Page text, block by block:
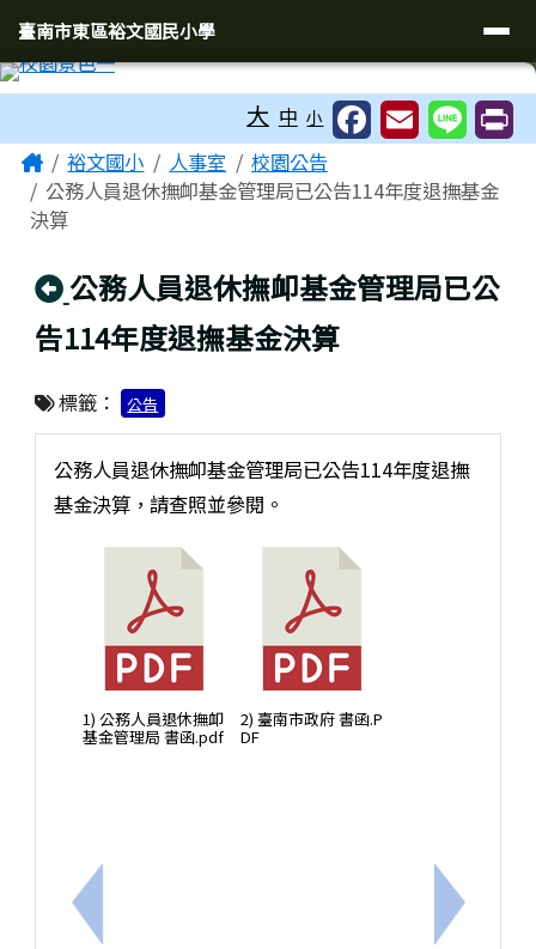
臺南市東區裕文國民小學
導覽列
臺南市東區裕文國民小學
大 中 小
主內容區域
Home裕文國小 人事室
校園公告
公務人員退休撫卹基金管理局已公告114年度退撫基金
決算
回上頁
公務人員退休撫卹基金管理局已公
告114年度退撫基金決算
標籤： 公告
上一筆：本府政風處製作有關「利用職務詐取公款
公務人員退休撫卹基金管理局已公告114年度退撫
基金決算，請查照並參閱。
1) 公務人員退休撫卹
基金管理局 書函.pdf
2) 臺南市政府 書函.P
DF
下一筆：
頁尾區域